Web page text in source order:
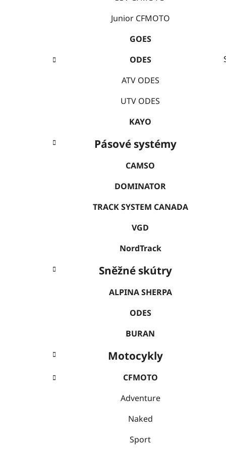
Junior CFMOTO
GOES
ODES
ATV ODES
UTV ODES
KAYO
Pásové systémy
CAMSO
DOMINATOR
TRACK SYSTEM CANADA
VGD
NordTrack
Sněžné skútry
ALPINA SHERPA
ODES
BURAN
Motocykly
CFMOTO
Adventure
Naked
Sport